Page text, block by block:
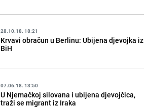
28.10.18. 18:21
Krvavi obračun u Berlinu: Ubijena djevojka iz
BiH
07.06.18. 13:50
U Njemačkoj silovana i ubijena djevojčica,
traži se migrant iz Iraka